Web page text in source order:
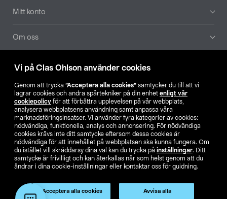
Vi på Clas Ohlson använder cookies
Genom att trycka ”Acceptera alla cookies” samtycker du till att vi
lagrar cookies och andra spårtekniker på din enhet enligt vår
cookiepolicy för att förbättra upplevelsen på vår webbplats,
analysera webbplatsens användning samt anpassa våra
marknadsföringsinsatser. Vi använder fyra kategorier av cookies:
nödvändiga, funktionella, analys och annonsering. För nödvändiga
cookies krävs inte ditt samtycke eftersom dessa cookies är
nödvändiga för att innehållet på webbplatsen ska kunna fungera. Om
du istället vill skräddarsy dina val kan du trycka på inställningar. Ditt
samtycke är frivilligt och kan återkallas när som helst genom att du
ändrar i dina cookie-inställningar eller kontaktar oss för guidning.
Acceptera alla cookies Avvisa alla
Mitt konto
Om oss
Aktuellt
Våra bolag
Hitta butik
SE NO FI